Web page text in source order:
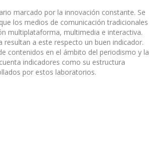
marcado por la innovación constante. Se
los medios de comunicación tradicionales
multiplataforma, multimedia e interactiva.
a este respecto un buen indicador.
contenidos en el ámbito del periodismo y la
indicadores como su estructura
por estos laboratorios.